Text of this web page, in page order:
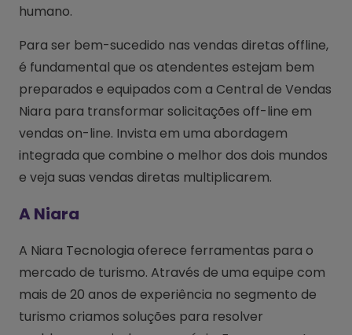
humano.
Para ser bem-sucedido nas vendas diretas offline,
é fundamental que os atendentes estejam bem
preparados e equipados com a Central de Vendas
Niara para transformar solicitações off-line em
vendas on-line. Invista em uma abordagem
integrada que combine o melhor dos dois mundos
e veja suas vendas diretas multiplicarem.
A Niara
A Niara Tecnologia oferece ferramentas para o
mercado de turismo. Através de uma equipe com
mais de 20 anos de experiência no segmento de
turismo criamos soluções para resolver